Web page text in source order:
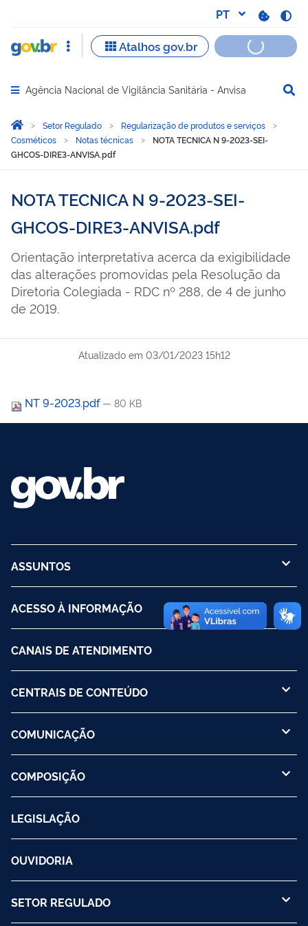
Abrir menu principal de navegação
Agência Nacional de Vigilância Sanitária - Anvisa
Você está aqui:
Página Inicial
Setor Regulado
Regularização de produtos e serviços
Cosméticos
Notas técnicas
NOTA TECNICA N 9-2023-SEI-
GHCOS-DIRE3-ANVISA.pdf
NOTA TECNICA N 9-2023-SEI-
GHCOS-DIRE3-ANVISA.pdf
Orientação interpretativa acerca da exigibilidade
das alterações promovidas pela Resolução da
Diretoria Colegiada - RDC nº 288, de 4 de junho
de 2019.
Atualizado em 03/01/2023 15h12
NT 9-2023.pdf — 80 KB
ASSUNTOS
ACESSO À INFORMAÇÃO
CANAIS DE ATENDIMENTO
CENTRAIS DE CONTEÚDO
COMUNICAÇÃO
COMPOSIÇÃO
LEGISLAÇÃO
OUVIDORIA
SETOR REGULADO